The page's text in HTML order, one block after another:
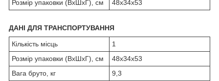
Розмір упаковки (ВхШхГ), см
48х34х53
ДАНІ ДЛЯ ТРАНСПОРТУВАННЯ
Кількість місць
1
Розмір упаковки (ВхШхГ), см
48х34х53
Вага бруто, кг
9,3